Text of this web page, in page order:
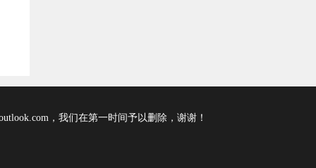
，我们在第一时间予以删除，谢谢！